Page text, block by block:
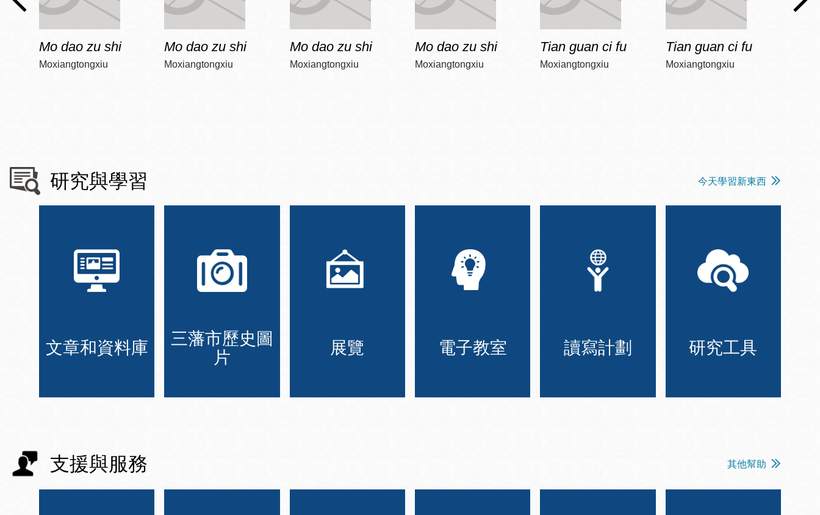
Mo dao zu shi
Moxiangtongxiu
Mo dao zu shi
Moxiangtongxiu
Mo dao zu shi
Moxiangtongxiu
Mo dao zu shi
Moxiangtongxiu
Tian guan ci fu
Moxiangtongxiu
Tian guan ci fu
Moxiangtongxiu
研究與學習 今天學習新東西
文章和資料庫
三藩市歷史圖
片
展覽 電子教室 讀寫計劃 研究工具
支援與服務 其他幫助